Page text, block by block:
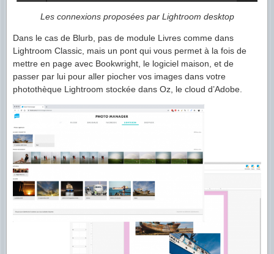
Les connexions proposées par Lightroom desktop
Dans le cas de Blurb, pas de module Livres comme dans
Lightroom Classic, mais un pont qui vous permet à la fois de
mettre en page avec Bookwright, le logiciel maison, et de
passer par lui pour aller piocher vos images dans votre
photothèque Lightroom stockée dans Oz, le cloud d’Adobe.